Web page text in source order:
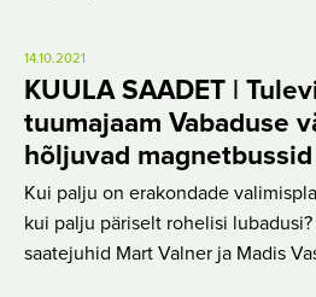
14.10.2021
KUULA SAADET |
tuumajaam Vabaduse
hõljuvad magnetbussid
Kui palju on erakondade
kui palju päriselt rohelisi lubadusi?
saatejuhid Mart Valner ja Madis